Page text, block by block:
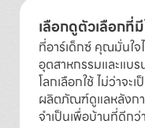
เลือกดูตัวเลือกที่
ที่อาร์เด็กซ์ คุณมั่นใ
อุตสาหกรรมและแบ
โลกเลือกใช้ ไม่ว่าจ
ผลิตภัณฑ์ดูแลหลังก
จำเป็นเพื่อบ้านที่ดีกว่